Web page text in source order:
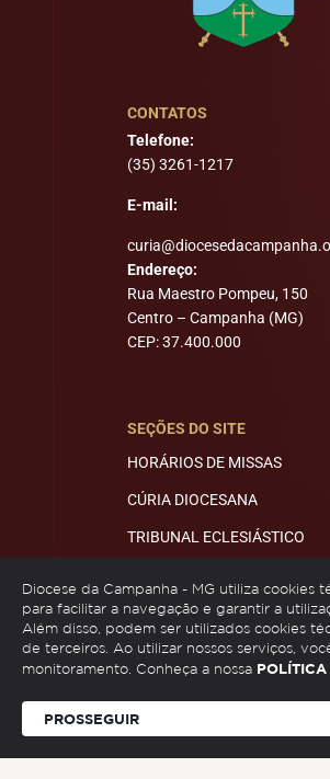
CONTATOS
Telefone:
(35) 3261-1217
E-mail:
Endereço:
Rua Maestro Pompeu, 150
Centro – Campanha (MG)
CEP: 37.400.000
SEÇÕES DO SITE
HORÁRIOS DE MISSAS
CÚRIA DIOCESANA
TRIBUNAL ECLESIÁSTICO
REDES SOCIAIS
Diocese da Campanha - MG utiliza cookies
para facilitar a navegação e garantir a
Além disso, podem ser utilizados cookies
de terceiros. Ao utilizar nossos serviços,
monitoramento. Conheça a nossa
PROSSEGUIR